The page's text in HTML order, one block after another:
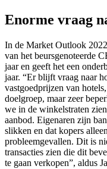
Enorme vraag
In de Market Outlook
van het beursgenoteerde
jaar en geeft het een
jaar. “Er blijft vraag naar
vastgoedprijzen van
doelgroep, maar zeer
we in de winkelstraten
aanbod. Eigenaren zijn
slikken en dat kopers
probleemgevallen. Dit is
transacties zien die dit
te gaan verkopen”, aldus